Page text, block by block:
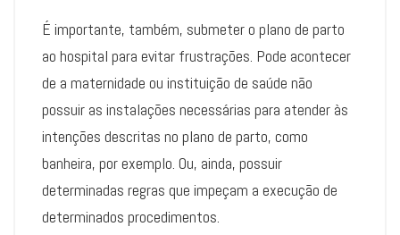
É importante, também, submeter o plano de parto
ao hospital para evitar frustrações. Pode acontecer
de a maternidade ou instituição de saúde não
possuir as instalações necessárias para atender às
intenções descritas no plano de parto, como
banheira, por exemplo. Ou, ainda, possuir
determinadas regras que impeçam a execução de
determinados procedimentos.